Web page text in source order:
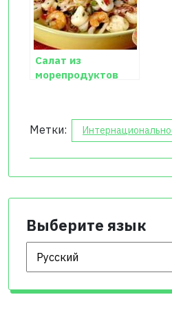
Салат из
морепродуктов
Метки:
Выберите язык
Выберите язык